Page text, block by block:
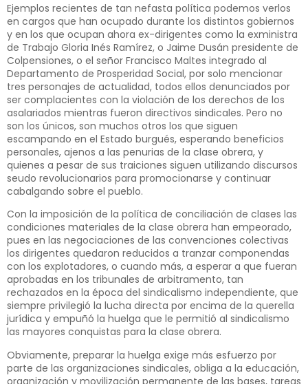
Ejemplos recientes de tan nefasta política podemos verlos
en cargos que han ocupado durante los distintos gobiernos
y en los que ocupan ahora ex-dirigentes como la exministra
de Trabajo Gloria Inés Ramírez, o Jaime Dusán presidente de
Colpensiones, o el señor Francisco Maltes integrado al
Departamento de Prosperidad Social, por solo mencionar
tres personajes de actualidad, todos ellos denunciados por
ser complacientes con la violación de los derechos de los
asalariados mientras fueron directivos sindicales. Pero no
son los únicos, son muchos otros los que siguen
escampando en el Estado burgués, esperando beneficios
personales, ajenos a las penurias de la clase obrera, y
quienes a pesar de sus traiciones siguen utilizando discursos
seudo revolucionarios para promocionarse y continuar
cabalgando sobre el pueblo.
Con la imposición de la política de conciliación de clases las
condiciones materiales de la clase obrera han empeorado,
pues en las negociaciones de las convenciones colectivas
los dirigentes quedaron reducidos a tranzar componendas
con los explotadores, o cuando más, a esperar a que fueran
aprobadas en los tribunales de arbitramento, tan
rechazados en la época del sindicalismo independiente, que
siempre privilegió la lucha directa por encima de la querella
jurídica y empuñó la huelga que le permitió al sindicalismo
las mayores conquistas para la clase obrera.
Obviamente, preparar la huelga exige más esfuerzo por
parte de las organizaciones sindicales, obliga a la educación,
organización y movilización permanente de las bases, tareas